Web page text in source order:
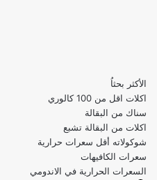
الأكثر بحثاُ
اكلات اقل من 100 كالوري
اكلات من البقالة تشبع
شوكولاته أقل سعرات حرارية
سعرات الكافيهات
السعرات الحرارية في الاندومي